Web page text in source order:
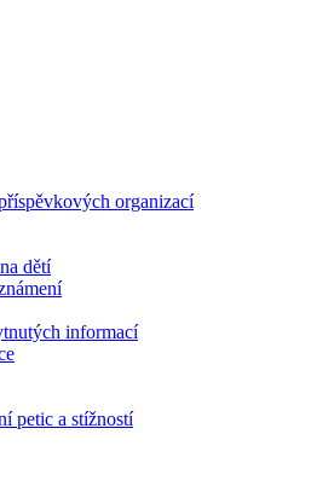
organizací
dětí
informací
petic a stížností